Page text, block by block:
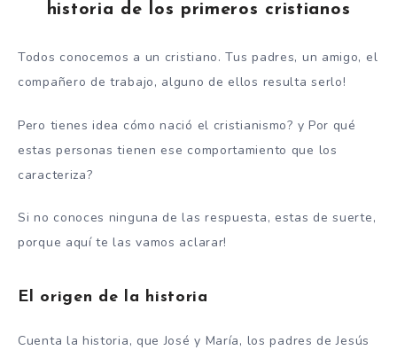
historia de los primeros cristianos
Todos conocemos a un cristiano. Tus padres, un amigo, el
compañero de trabajo, alguno de ellos resulta serlo!
Pero tienes idea cómo nació el cristianismo? y Por qué
estas personas tienen ese comportamiento que los
caracteriza?
Si no conoces ninguna de las respuesta, estas de suerte,
porque aquí te las vamos aclarar!
El origen de la historia
Cuenta la historia, que José y María, los padres de Jesús